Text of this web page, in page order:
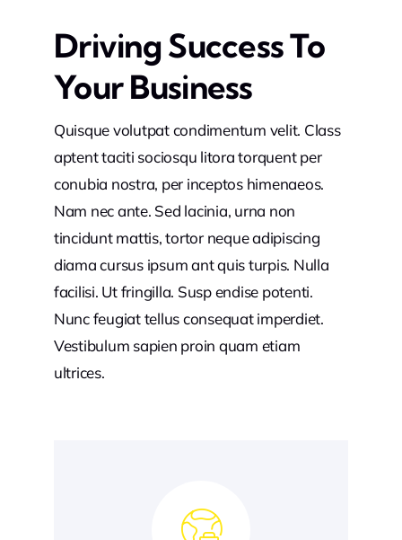
Driving Success To
Your Business
Quisque volutpat condimentum velit. Class
aptent taciti sociosqu litora torquent per
conubia nostra, per inceptos himenaeos.
Nam nec ante. Sed lacinia, urna non
tincidunt mattis, tortor neque adipiscing
diama cursus ipsum ant quis turpis. Nulla
facilisi. Ut fringilla. Susp endise potenti.
Nunc feugiat tellus consequat imperdiet.
Vestibulum sapien proin quam etiam
ultrices.